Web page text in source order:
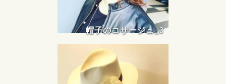
帽子のコサージュ_3